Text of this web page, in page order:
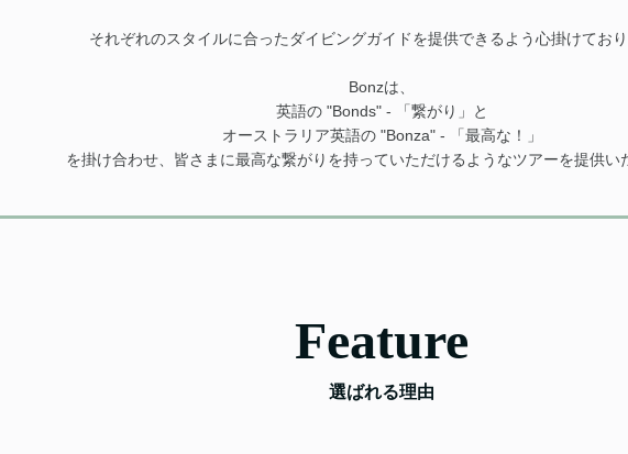
それぞれのスタイルに合ったダイビングガイドを提供できるよう心掛けており
Bonzは、
英語の "Bonds" - 「繋がり」と
オーストラリア英語の "Bonza" - 「最高な！」
を掛け合わせ、皆さまに最高な繋がりを持っていただけるようなツアーを提供い
Feature
選ばれる理由